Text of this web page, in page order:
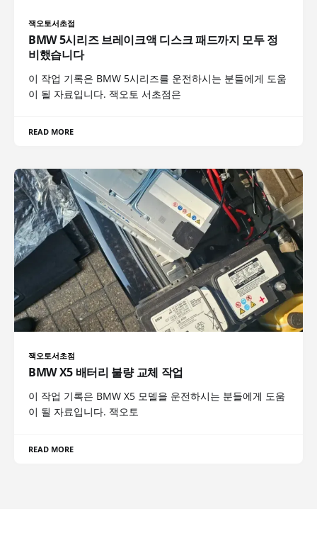
잭오토서초점
BMW 5시리즈 브레이크액 디스크 패드까지 모두 정
비했습니다
이 작업 기록은 BMW 5시리즈를 운전하시는 분들에게 도움
이 될 자료입니다. 잭오토 서초점은
READ MORE
잭오토서초점
BMW X5 배터리 불량 교체 작업
이 작업 기록은 BMW X5 모델을 운전하시는 분들에게 도움
이 될 자료입니다. 잭오토
READ MORE